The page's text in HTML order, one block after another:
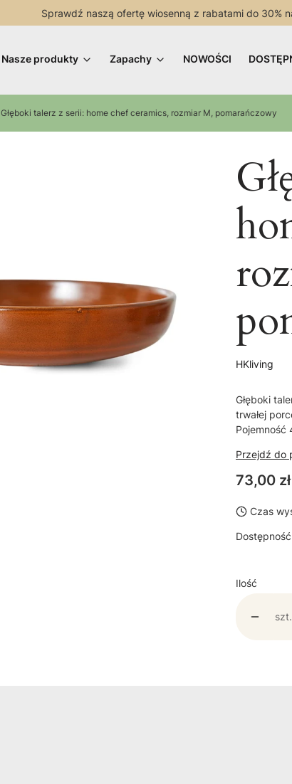
Sprawdź naszą ofertę wiosenną z rabatami do 30%
Nasze produkty Zapachy NOWOŚCI
Głęboki talerz z serii: home chef ceramics, rozmiar M, pomarańczowy
HKliving
Głęboki
trwałej
Pojemność
Przejdź do
Cena
73,00 zł
Czas
Ilość
szt.